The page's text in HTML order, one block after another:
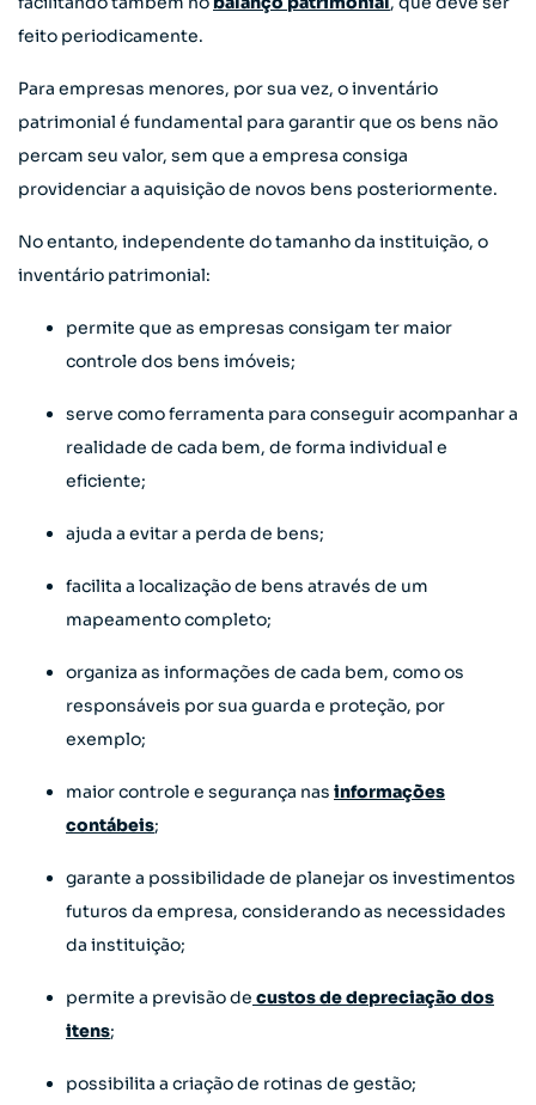
feito periodicamente.
Para empresas menores, por sua vez, o inventário
patrimonial é fundamental para garantir que os bens não
percam seu valor, sem que a empresa consiga
providenciar a aquisição de novos bens posteriormente.
No entanto, independente do tamanho da instituição, o
inventário patrimonial:
permite que as empresas consigam ter maior
controle dos bens imóveis;
serve como ferramenta para conseguir acompanhar a
realidade de cada bem, de forma individual e
eficiente;
ajuda a evitar a perda de bens;
facilita a localização de bens através de um
mapeamento completo;
organiza as informações de cada bem, como os
responsáveis por sua guarda e proteção, por
exemplo;
maior controle e segurança nas informações
contábeis;
garante a possibilidade de planejar os investimentos
futuros da empresa, considerando as necessidades
da instituição;
permite a previsão de custos de depreciação dos
itens;
possibilita a criação de rotinas de gestão;